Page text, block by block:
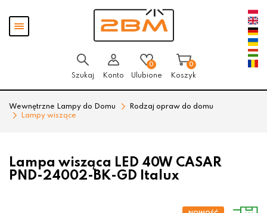
Pokaż
menu
Szukaj Konto
0
Ulubione
0
Koszyk
Wewnętrzne Lampy do Domu
Rodzaj opraw do domu
Lampy wiszące
Lampa wisząca LED 40W CASAR
PND-24002-BK-GD Italux